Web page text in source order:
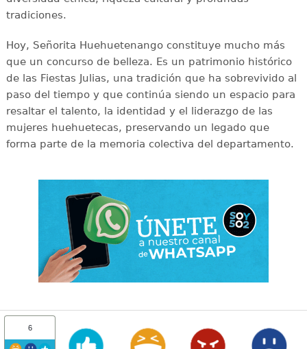
tradiciones.
Hoy, Señorita Huehuetenango constituye mucho más
que un concurso de belleza. Es un patrimonio histórico
de las Fiestas Julias, una tradición que ha sobrevivido al
paso del tiempo y que continúa siendo un espacio para
resaltar el talento, la identidad y el liderazgo de las
mujeres huehuetecas, preservando un legado que
forma parte de la memoria colectiva del departamento.
6